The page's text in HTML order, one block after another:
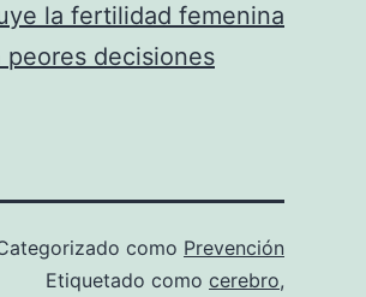
la fertilidad femenina
peores decisiones
como Prevención
Etiquetado como cerebro,